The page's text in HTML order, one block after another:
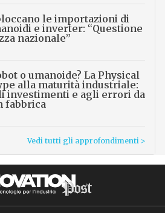
le importazioni di
e inverter: “Questione
nazionale”
o umanoide? La Physical
alla maturità industriale:
investimenti e agli errori da
fabbrica
Vedi tutti gli approfondimenti >